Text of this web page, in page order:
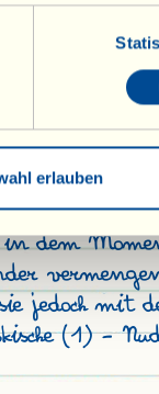
erlauben
Anrichten
Tomaten,
Esslöffeln
und für
in dem
jedoch mit
(1) -